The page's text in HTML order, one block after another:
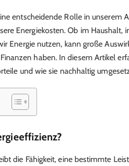
entscheidende Rolle in unserem
Energiekosten. Ob im Haushalt,
Energie nutzen, kann große
haben. In diesem Artikel
und wie sie nachhaltig
die Fähigkeit, eine bestimmte